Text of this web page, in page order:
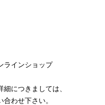
ラインショップ
につきましては、
わせ下さい。